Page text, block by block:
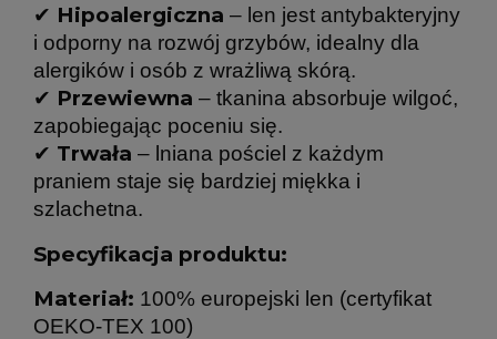
✔ Hipoalergiczna – len jest antybakteryjny
i odporny na rozwój grzybów, idealny dla
alergików i osób z wrażliwą skórą.
✔ Przewiewna – tkanina absorbuje wilgoć,
zapobiegając poceniu się.
✔ Trwała – lniana pościel z każdym
praniem staje się bardziej miękka i
szlachetna.
Specyfikacja produktu:
Materiał: 100% europejski len (certyfikat
OEKO-TEX 100)